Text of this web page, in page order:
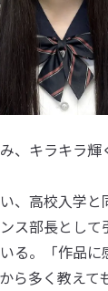
、キラキラ輝
、高校入学と
ス部長として
る。「作品
ら多く教えて